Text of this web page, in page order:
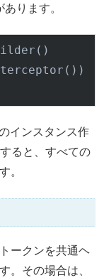
ります。
インスタンス作
ると、すべての
。
ークンを共通ヘ
。その場合は、